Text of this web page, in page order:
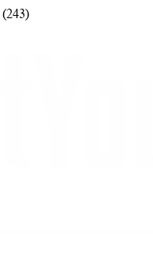
(243)